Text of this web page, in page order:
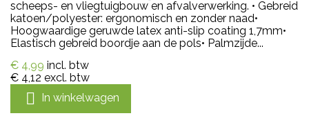
scheeps- en vliegtuigbouw en afvalverwerking. • Gebreid
katoen/polyester: ergonomisch en zonder naad•
Hoogwaardige geruwde latex anti-slip coating 1,7mm•
Elastisch gebreid boordje aan de pols• Palmzijde...
€ 4,99 incl. btw
€ 4,12 excl. btw
 In winkelwagen